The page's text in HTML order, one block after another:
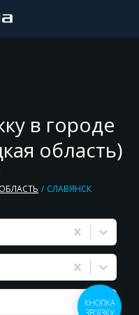
в городе
область)
СЛАВЯНСК
КНОПКА
ЗВ'ЯЗКУ